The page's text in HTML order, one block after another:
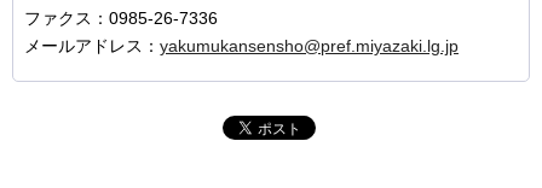
ファクス：0985-26-7336
メールアドレス： yakumukansensho@pref.miyazaki.lg.jp